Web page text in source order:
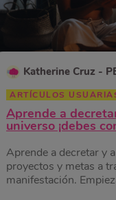
Katherine Cruz -
ARTÍCULOS
Aprende a
universo ¡debes
Aprende a decretar y
proyectos y metas a
manifestación.